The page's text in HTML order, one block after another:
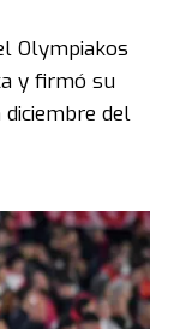
Olympiakos
y firmó su
del